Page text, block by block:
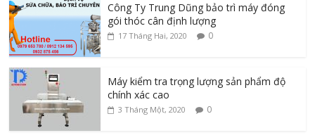
Công Ty Trung Dũng bảo trì máy đóng
gói thóc cân định lượng
17 Tháng Hai, 2020 0
Máy kiểm tra trọng lượng sản phẩm độ
chính xác cao
3 Tháng Một, 2020 0